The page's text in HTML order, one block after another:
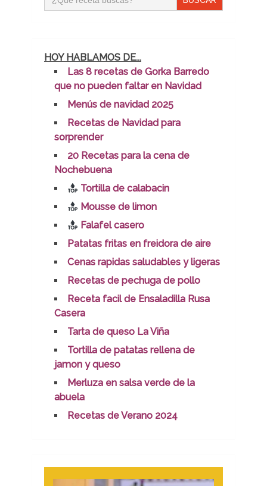
HOY HABLAMOS DE...
Las 8 recetas de Gorka Barredo
que no pueden faltar en Navidad
Menús de navidad 2025
Recetas de Navidad para
sorprender
20 Recetas para la cena de
Nochebuena
Tortilla de calabacin
Mousse de limon
Falafel casero
Patatas fritas en freidora de aire
Cenas rapidas saludables y ligeras
Recetas de pechuga de pollo
Receta facil de Ensaladilla Rusa
Casera
Tarta de queso La Viña
Tortilla de patatas rellena de
jamon y queso
Merluza en salsa verde de la
abuela
Recetas de Verano 2024